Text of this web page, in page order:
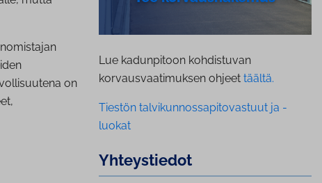
on
Lue kadunpitoon kohdistuvan
korvausvaatimuksen ohjeettäältä.
Tiestön talvikunnossapitovastuut ja -
luokat
Yh­teys­tie­dot